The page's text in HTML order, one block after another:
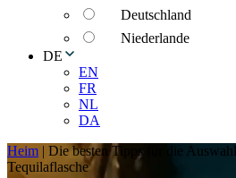
Deutschland
Niederlande
DE
EN
FR
NL
DA
Heim | Die besten Tipps für die Auswahl
Tequilaflasche